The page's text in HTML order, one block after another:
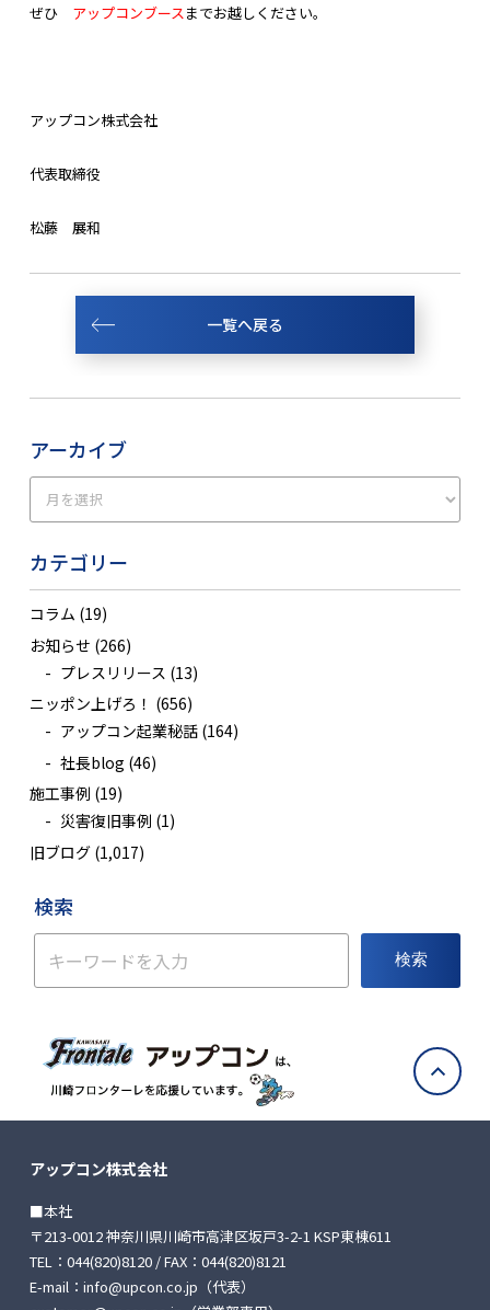
ぜひ アップコンブース までお越しください。
アップコン株式会社
代表取締役
松藤 展和
一覧へ戻る
アーカイブ
カテゴリー
コラム (19)
お知らせ (266)
プレスリリース (13)
ニッポン上げろ！ (656)
アップコン起業秘話(164)
社長blog (46)
施工事例 (19)
災害復旧事例 (1)
旧ブログ(1,017)
検索
検索
アップコン株式会社
■本社
〒213-0012 神奈川県川崎市高津区坂戸3-2-1 KSP東棟611
TEL： 044(820)8120/ FAX：044(820)8121
E-mail： info@upcon.co.jp （代表）